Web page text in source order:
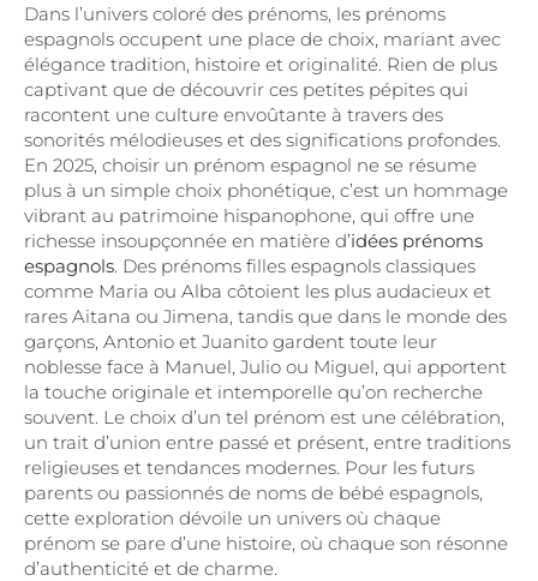
Dans l’univers coloré des prénoms, les prénoms
espagnols occupent une place de choix, mariant avec
élégance tradition, histoire et originalité. Rien de plus
captivant que de découvrir ces petites pépites qui
racontent une culture envoûtante à travers des
sonorités mélodieuses et des significations profondes.
En 2025, choisir un prénom espagnol ne se résume
plus à un simple choix phonétique, c’est un hommage
vibrant au patrimoine hispanophone, qui offre une
richesse insoupçonnée en matière d’idées prénoms
espagnols. Des prénoms filles espagnols classiques
comme Maria ou Alba côtoient les plus audacieux et
rares Aitana ou Jimena, tandis que dans le monde des
garçons, Antonio et Juanito gardent toute leur
noblesse face à Manuel, Julio ou Miguel, qui apportent
la touche originale et intemporelle qu’on recherche
souvent. Le choix d’un tel prénom est une célébration,
un trait d’union entre passé et présent, entre traditions
religieuses et tendances modernes. Pour les futurs
parents ou passionnés de noms de bébé espagnols,
cette exploration dévoile un univers où chaque
prénom se pare d’une histoire, où chaque son résonne
d’authenticité et de charme.